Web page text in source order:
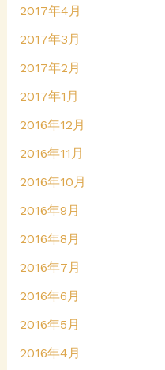
2017年4月
2017年3月
2017年2月
2017年1月
2016年12月
2016年11月
2016年10月
2016年9月
2016年8月
2016年7月
2016年6月
2016年5月
2016年4月